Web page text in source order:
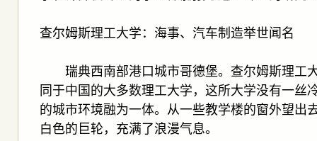
查尔姆斯理工大学：海事、汽车制造举世闻名
瑞典西南部港口城市哥德堡。查尔姆斯理工
同于中国的大多数理工大学，这所大学没有一丝
的城市环境融为一体。从一些教学楼的窗外望出
白色的巨轮，充满了浪漫气息。